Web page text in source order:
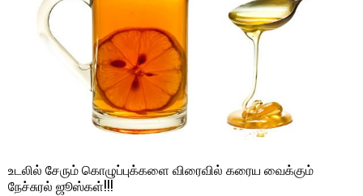
உடலில் சேரும் கொழுப்புக்களை விரைவில் கரைய வைக்கும்
நேச்சுரல் ஜூஸ்கள்!!!